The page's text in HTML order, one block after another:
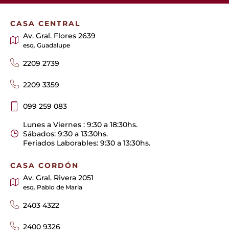
CASA CENTRAL
Av. Gral. Flores 2639
esq. Guadalupe
2209 2739
2209 3359
099 259 083
Lunes a Viernes : 9:30 a 18:30hs.
Sábados: 9:30 a 13:30hs.
Feriados Laborables: 9:30 a 13:30hs.
CASA CORDÓN
Av. Gral. Rivera 2051
esq. Pablo de María
2403 4322
2400 9326